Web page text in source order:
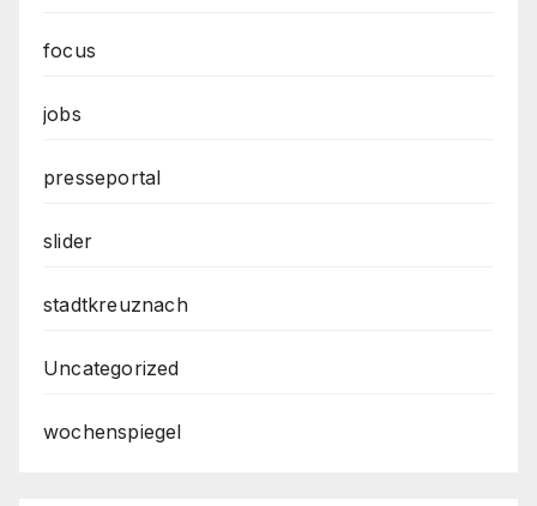
focus
jobs
presseportal
slider
stadtkreuznach
Uncategorized
wochenspiegel